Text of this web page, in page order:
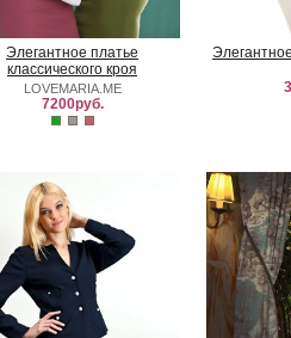
Элегантное платье
классического кроя
LOVEMARIA.ME
7200руб.